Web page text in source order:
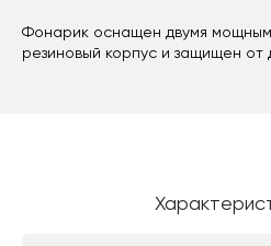
Фонарик оснащен двумя
резиновый корпус и защищен от